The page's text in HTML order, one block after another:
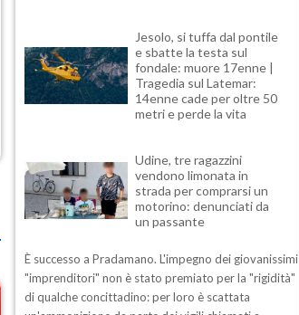
Jesolo, si tuffa dal pontile
e sbatte la testa sul
fondale: muore 17enne |
Tragedia sul Latemar:
14enne cade per oltre 50
metri e perde la vita
Udine, tre ragazzini
vendono limonata in
strada per comprarsi un
motorino: denunciati da
un passante
È successo a Pradamano. L'impegno dei giovanissimi
"imprenditori" non è stato premiato per la "rigidità"
di qualche concittadino: per loro è scattata